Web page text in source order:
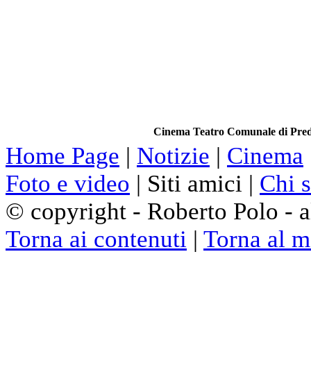
Cinema Teatro Comunale di
Home Page | Notizie | Cinema
Foto e video | Siti amici | Chi
© copyright - Roberto Polo -
Torna ai contenuti | Torna al